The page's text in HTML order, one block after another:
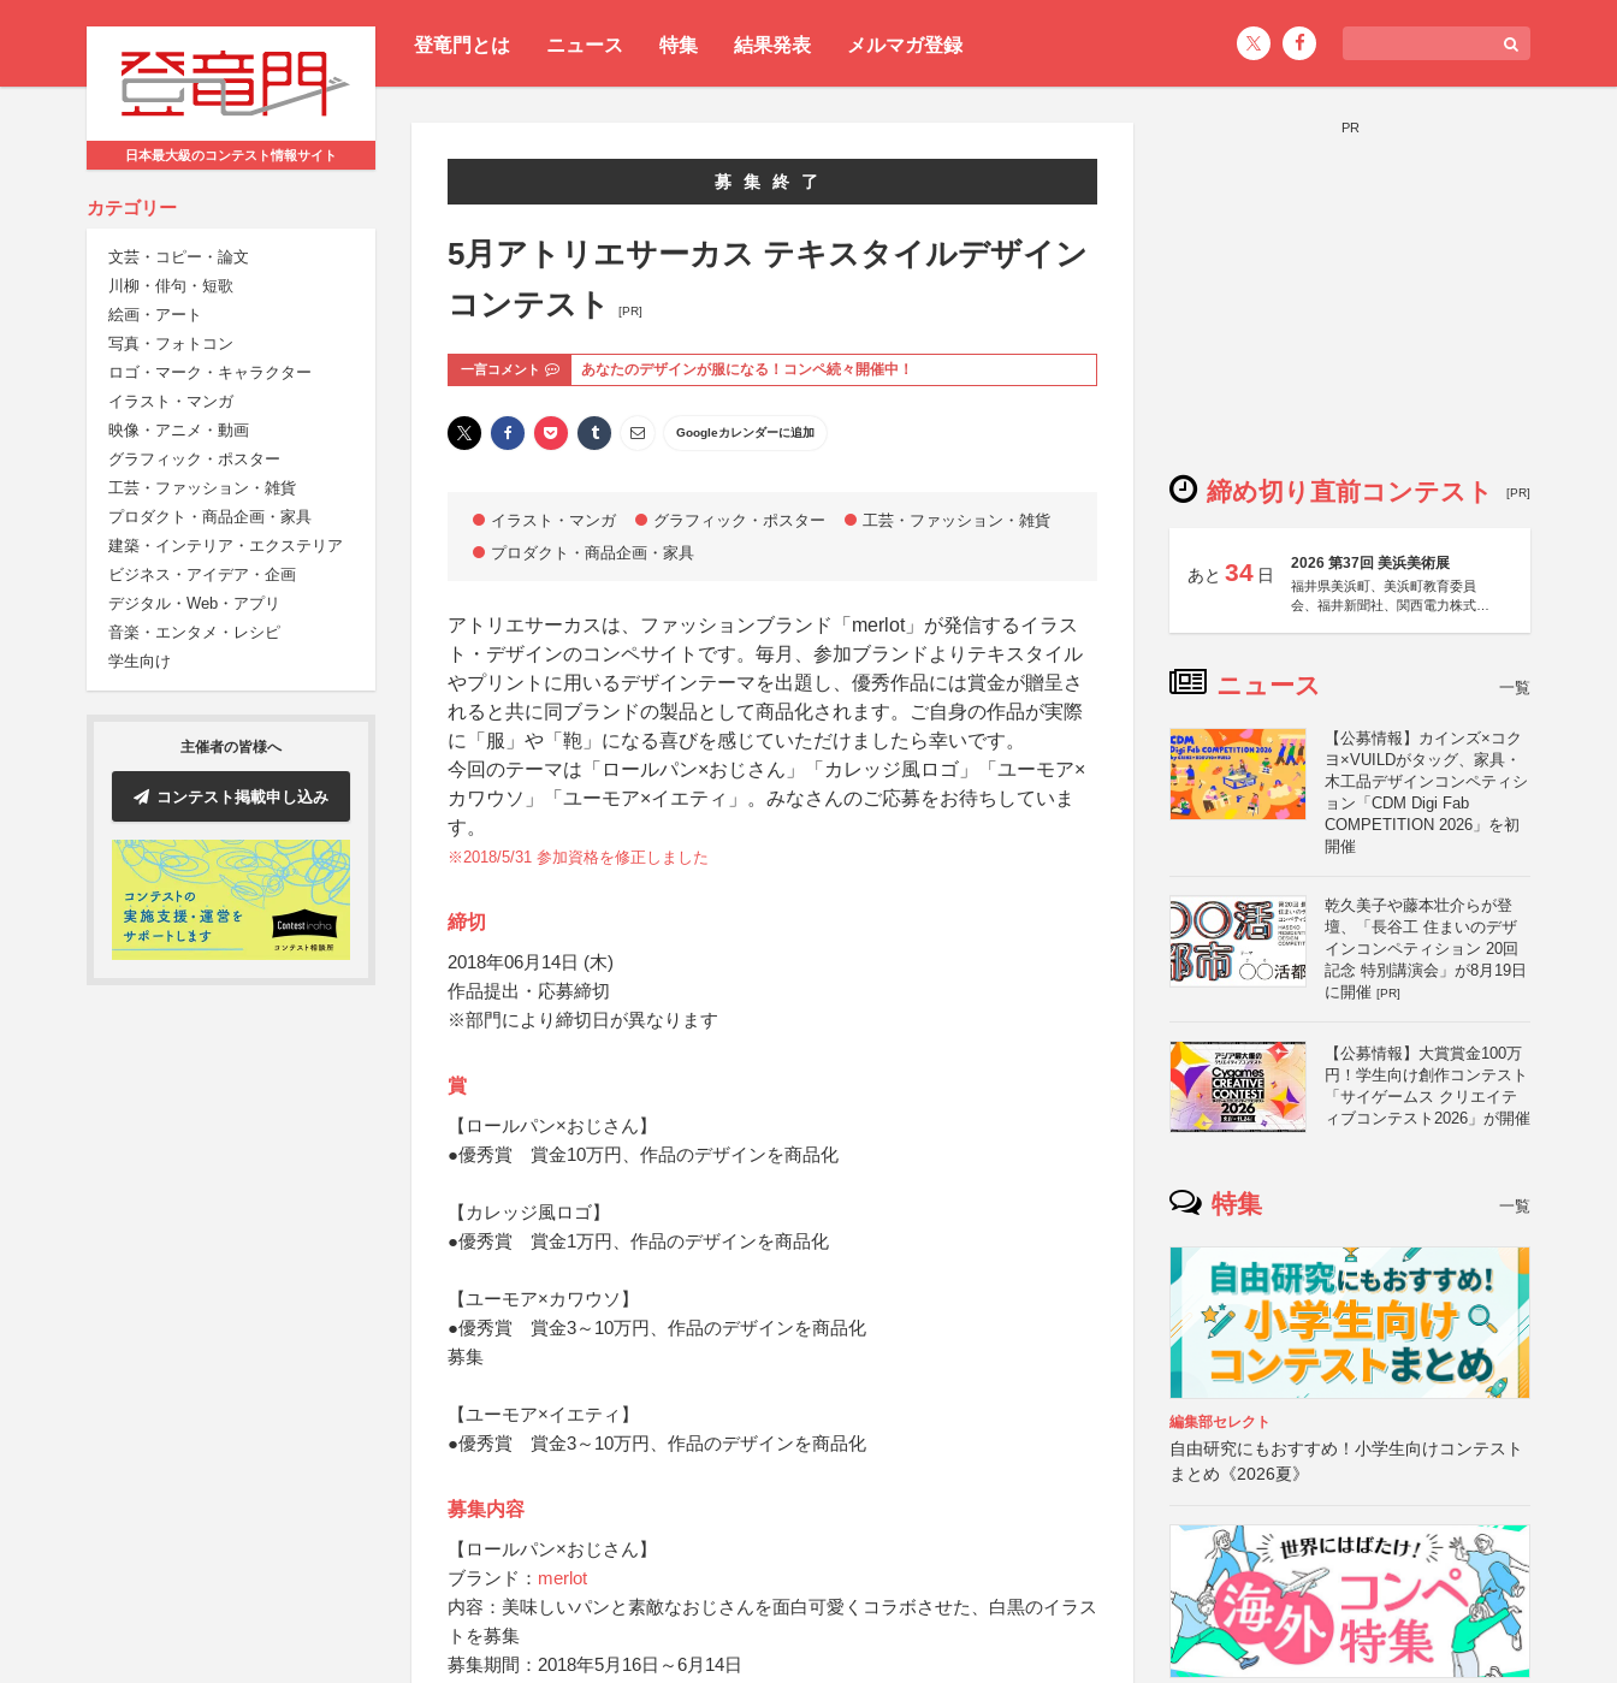
登竜門とは ニュース 特集 結果発表 メルマガ登録
日本最大級のコンテスト情報サイト
カテゴリー
文芸・コピー・論文
川柳・俳句・短歌
絵画・アート
写真・フォトコン
ロゴ・マーク・キャラクター
イラスト・マンガ
映像・アニメ・動画
グラフィック・ポスター
工芸・ファッション・雑貨
プロダクト・商品企画・家具
建築・インテリア・エクステリア
ビジネス・アイデア・企画
デジタル・Web・アプリ
音楽・エンタメ・レシピ
学生向け
主催者の皆様へ
コンテスト掲載申し込み
募集終了
5月アトリエサーカス テキスタイルデザイン
コンテスト
[PR]
一言コメント あなたのデザインが服になる！コンペ続々開催中！
Googleカレンダーに追加
イラスト・マンガ グラフィック・ポスター
工芸・ファッション・雑貨
プロダクト・商品企画・家具
アトリエサーカスは、ファッションブランド「merlot」が発信するイラス
ト・デザインのコンペサイトです。毎月、参加ブランドよりテキスタイル
やプリントに用いるデザインテーマを出題し、優秀作品には賞金が贈呈さ
れると共に同ブランドの製品として商品化されます。ご自身の作品が実際
に「服」や「鞄」になる喜びを感じていただけましたら幸いです。
今回のテーマは「ロールパン×おじさん」「カレッジ風ロゴ」「ユーモア×
カワウソ」「ユーモア×イエティ」。みなさんのご応募をお待ちしていま
す。
※2018/5/31 参加資格を修正しました
締切
2018年06月14日 (木)
作品提出・応募締切
※部門により締切日が異なります
賞
【ロールパン×おじさん】
●優秀賞 賞金10万円、作品のデザインを商品化
【カレッジ風ロゴ】
●優秀賞 賞金1万円、作品のデザインを商品化
【ユーモア×カワウソ】
●優秀賞 賞金3～10万円、作品のデザインを商品化
募集
【ユーモア×イエティ】
●優秀賞 賞金3～10万円、作品のデザインを商品化
募集内容
【ロールパン×おじさん】
ブランド： merlot
内容：美味しいパンと素敵なおじさんを面白可愛くコラボさせた、白黒のイラス
トを募集
募集期間：2018年5月16日～6月14日
PR
締め切り直前コンテスト [PR]
あと 34 日
2026 第37回 美浜美術展
福井県美浜町、美浜町教育委員
会、福井新聞社、関西電力株式会
ニュース 一覧
【公募情報】カインズ×コク
ヨ×VUILDがタッグ、家具・
木工品デザインコンペティシ
ョン「CDM Digi Fab
COMPETITION 2026」を初
開催
乾久美子や藤本壮介らが登
壇、「長谷工 住まいのデザ
インコンペティション 20回
記念 特別講演会」が8月19日
に開催 [PR]
【公募情報】大賞賞金100万
円！学生向け創作コンテスト
「サイゲームス クリエイテ
ィブコンテスト2026」が開催
特集 一覧
編集部セレクト
自由研究にもおすすめ！小学生向けコンテスト
まとめ《2026夏》